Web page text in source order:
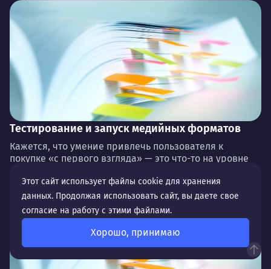
Тестирование и запуск медийных форматов
Кажется, что умение привлечь пользователя к
покупке «с первого взгляда» — это что-то на уровне
Этот сайт использует файлы cookie для хранения
данных. Продолжая использовать сайт, вы даете свое
согласие на работу с этими файлами.
Хорошо, принимаю